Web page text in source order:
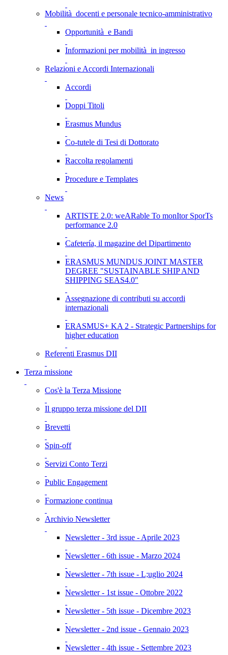
Mobilità docenti e personale tecnico-amministrativo
Opportunità e Bandi
Informazioni per mobilità in ingresso
Relazioni e Accordi Internazionali
Accordi
Doppi Titoli
Erasmus Mundus
Co-tutele di Tesi di Dottorato
Raccolta regolamenti
Procedure e Templates
News
ARTISTE 2.0: weARable To monItor SporTs
performance 2.0
Cafetería, il magazine del Dipartimento
ERASMUS MUNDUS JOINT MASTER
DEGREE "SUSTAINABLE SHIP AND
SHIPPING SEAS4.0"
Assegnazione di contributi su accordi
internazionali
ERASMUS+ KA 2 - Strategic Partnerships for
higher education
Referenti Erasmus DII
Terza missione
Cos'è la Terza Missione
Il gruppo terza missione del DII
Brevetti
Spin-off
Servizi Conto Terzi
Public Engagement
Formazione continua
Archivio Newsletter
Newsletter - 3rd issue - Aprile 2023
Newsletter - 6th issue - Marzo 2024
Newsletter - 7th issue - L;uglio 2024
Newsletter - 1st issue - Ottobre 2022
Newsletter - 5th issue - Dicembre 2023
Newsletter - 2nd issue - Gennaio 2023
Newsletter - 4th issue - Settembre 2023